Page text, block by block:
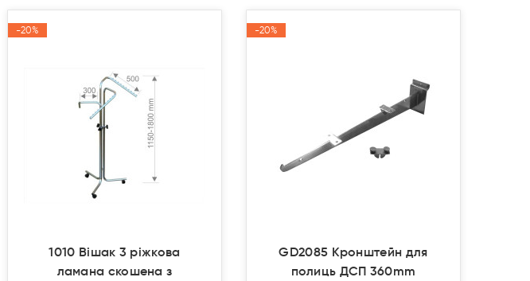
-20%
-20%
1010 Вішак 3 ріжкова
ламана скошена з
-20%
-20%
GD2085 Кронштейн для
полиць ДСП 360mm